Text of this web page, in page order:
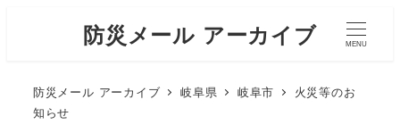
防災メール アーカイブ MENU
防災メール アーカイブ 岐阜県 岐阜市
火災等のお
知らせ